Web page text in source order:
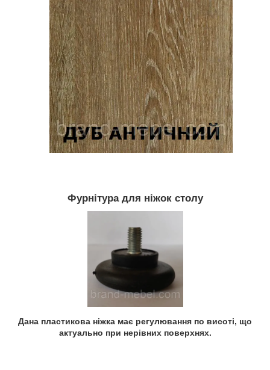
Фурнітура для ніжок столу
Дана пластикова ніжка має регулювання по висоті, що
актуально при нерівних поверхнях.